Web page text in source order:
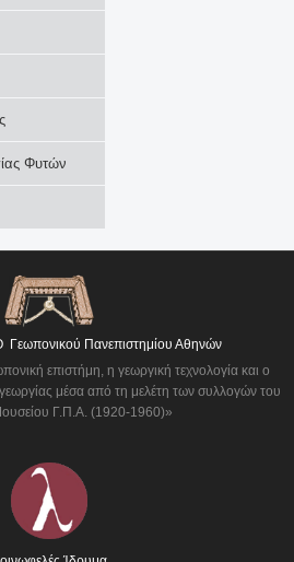
Φυτών
Γεωπονικού Πανεπιστημίου Αθηνών
επιστήμη, η γεωργική τεχνολογία και ο
μέσα από τη μελέτη των συλλογών του
Γ.Π.Α. (1920-1960)»